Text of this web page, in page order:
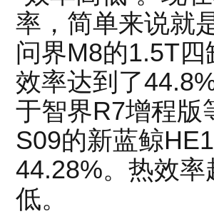
率，简单来说就
问界M8的1.5T
效率达到了
于智界R7增程版
S09的新蓝鲸
44.28%。热效
低。